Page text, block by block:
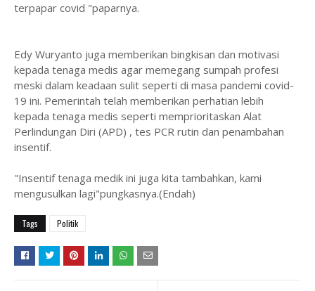
terpapar covid "paparnya.
Edy Wuryanto juga memberikan bingkisan dan motivasi
kepada tenaga medis agar memegang sumpah profesi
meski dalam keadaan sulit seperti di masa pandemi covid-
19 ini. Pemerintah telah memberikan perhatian lebih
kepada tenaga medis seperti memprioritaskan Alat
Perlindungan Diri (APD) , tes PCR rutin dan penambahan
insentif.
"Insentif tenaga medik ini juga kita tambahkan, kami
mengusulkan lagi"pungkasnya.(Endah)
Tags Politik